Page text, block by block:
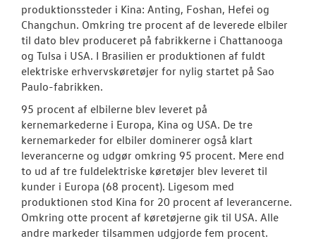
produktionssteder i Kina: Anting, Foshan, Hefei og
Changchun. Omkring tre procent af de leverede elbiler
til dato blev produceret på fabrikkerne i Chattanooga
og Tulsa i USA. I Brasilien er produktionen af fuldt
elektriske erhvervskøretøjer for nylig startet på Sao
Paulo-fabrikken.
95 procent af elbilerne blev leveret på
kernemarkederne i Europa, Kina og USA. De tre
kernemarkeder for elbiler dominerer også klart
leverancerne og udgør omkring 95 procent. Mere end
to ud af tre fuldelektriske køretøjer blev leveret til
kunder i Europa (68 procent). Ligesom med
produktionen stod Kina for 20 procent af leverancerne.
Omkring otte procent af køretøjerne gik til USA. Alle
andre markeder tilsammen udgjorde fem procent.